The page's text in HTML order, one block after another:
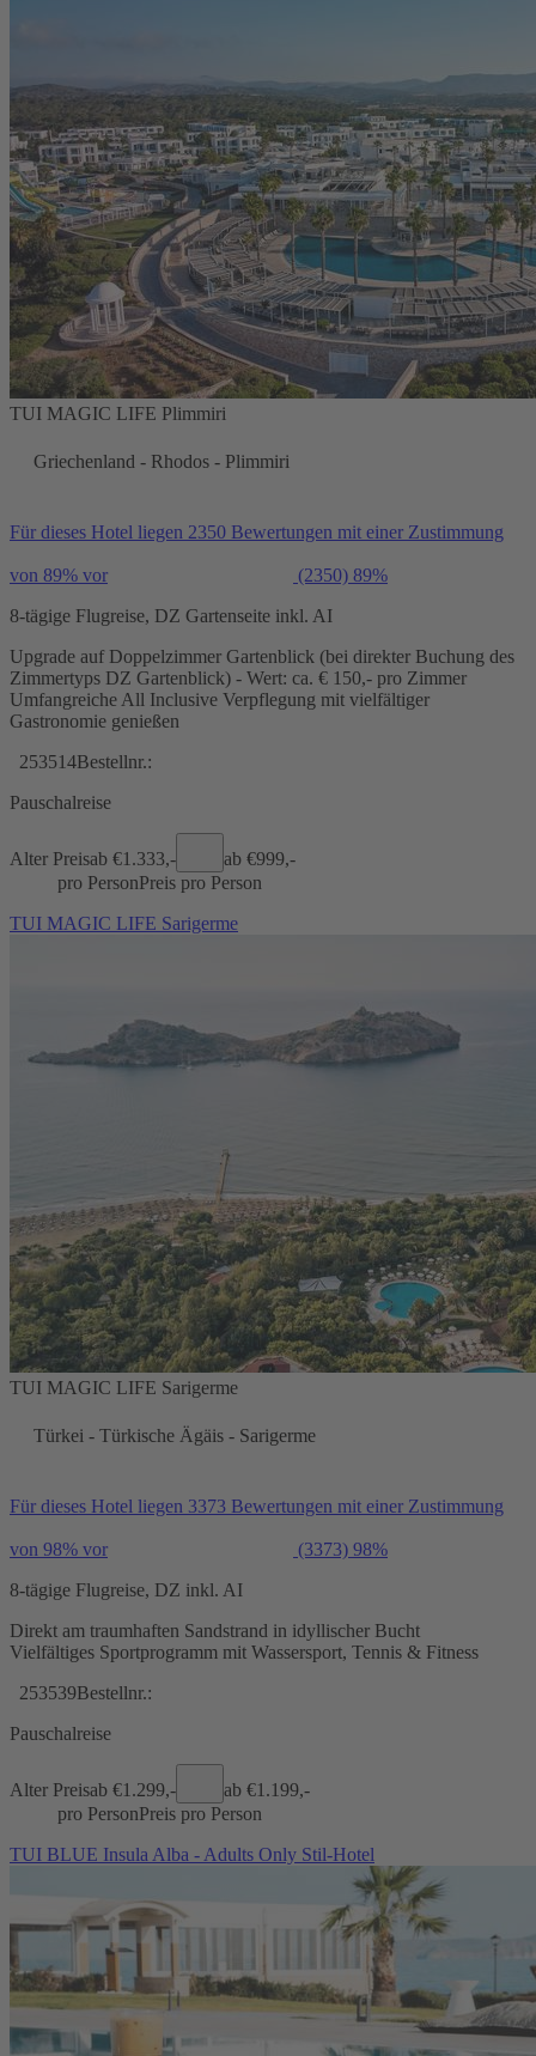
TUI MAGIC LIFE Plimmiri
Griechenland - Rhodos - Plimmiri
Für dieses Hotel liegen 2350 Bewertungen mit einer Zustimmung
von 89% vor (2350) 89%
8-tägige Flugreise, DZ Gartenseite inkl. AI
Upgrade auf Doppelzimmer Gartenblick (bei direkter Buchung des
Zimmertyps DZ Gartenblick) - Wert: ca. € 150,- pro Zimmer
Umfangreiche All Inclusive Verpflegung mit vielfältiger
Gastronomie genießen
253514Bestellnr.:
Pauschalreise
Alter Preisab €1.333,- ab €999,-
pro PersonPreis pro Person
TUI MAGIC LIFE Sarigerme
TUI MAGIC LIFE Sarigerme
Türkei - Türkische Ägäis - Sarigerme
Für dieses Hotel liegen 3373 Bewertungen mit einer Zustimmung
von 98% vor (3373) 98%
8-tägige Flugreise, DZ inkl. AI
Direkt am traumhaften Sandstrand in idyllischer Bucht
Vielfältiges Sportprogramm mit Wassersport, Tennis & Fitness
253539Bestellnr.:
Pauschalreise
Alter Preisab €1.299,- ab €1.199,-
pro PersonPreis pro Person
TUI BLUE Insula Alba - Adults Only Stil-Hotel